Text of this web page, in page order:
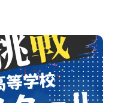
合はお早めに事務局まで
むを得ない参加お取り消
ていただきます。ご了承
17日＞から、【キャンセル
・21日目にあたる日以
2日目：30％・プログラム
当日：50％・ご連絡無しで
100％・催行中止について
る可能性があります。そ
？」「どんな町なの？」
町ならではの豊かな文化
りとお伝えします。日
なとこ
し込み：https://c-
！「はじめての一人旅だ
」そんな保護者様の不安
ッフが直接お答えしま
ひご自宅からリラックス
のオンライン配信を行い
以下の2つのステップをご
ン説明会（アーカイブ動画
」を知りたい方へ〜日本
おためし地域留学」の全
た。中学生一人での参加
面」や「事務局のサポー
。ぜひ、ご自宅からお気
を視聴する]YouTube：
てください！さらに八幡
とても美味しい地域で
郷土料理」を味わって楽
が魅力的な八幡平市で、
らだて）高校」の高校生
していただきます。他に
た岩手県八幡平市で五感
てみませんか？地域と一
たいらだて）高校」と
いう方も、この機会にぜ
り締め切りを早める場合
！-------奨学金のお知らせ-
道の高校留学に【毎月2
踏み出す、あなたの未来
-----------------------------
から続く自然と人の暮らし
に生きる豊かさに触れ、
？「地元以外の地域の暮